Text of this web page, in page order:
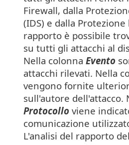
Firewall, dalla
(IDS) e dalla
rapporto è possibile
su tutti gli attacchi al
Nella colonna Evento
attacchi rilevati. Nella
vengono fornite
sull'autore dell'attacco.
Protocollo viene
comunicazione
L'analisi del rapporto